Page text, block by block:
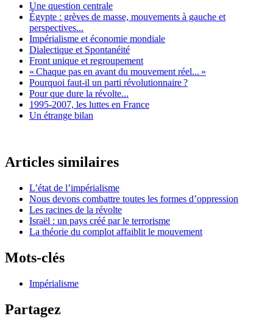
Une question centrale
Égypte : grèves de masse, mouvements à gauche et
perspectives...
Impérialisme et économie mondiale
Dialectique et Spontanéité
Front unique et regroupement
« Chaque pas en avant du mouvement réel... »
Pourquoi faut-il un parti révolutionnaire?
Pour que dure la révolte...
1995-2007, les luttes en France
Un étrange bilan
Articles similaires
L’état de l’impérialisme
Nous devons combattre toutes les formes d’oppression
Les racines de la révolte
Israël : un pays créé par le terrorisme
La théorie du complot affaiblit le mouvement
Mots-clés
Impérialisme
Partagez